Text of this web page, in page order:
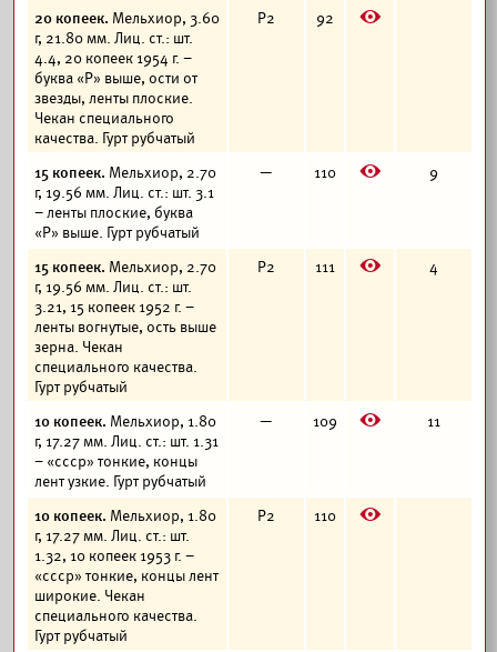
20 копеек. Мельхиор, 3.60
г, 21.80 мм. Лиц. ст.: шт.
4.4, 20 копеек 1954 г. –
буква «Р» выше, ости от
звезды, ленты плоские.
Чекан специального
качества. Гурт рубчатый
Р2 92 E
15 копеек. Мельхиор, 2.70
г, 19.56 мм. Лиц. ст.: шт. 3.1
– ленты плоские, буква
«Р» выше. Гурт рубчатый
— 110 E 9
15 копеек. Мельхиор, 2.70
г, 19.56 мм. Лиц. ст.: шт.
3.21, 15 копеек 1952 г. –
ленты вогнутые, ость выше
зерна. Чекан
специального качества.
Гурт рубчатый
Р2 111 E 4
10 копеек. Мельхиор, 1.80
г, 17.27 мм. Лиц. ст.: шт. 1.31
– «ссср» тонкие, концы
лент узкие. Гурт рубчатый
— 109 E 11
10 копеек. Мельхиор, 1.80
г, 17.27 мм. Лиц. ст.: шт.
1.32, 10 копеек 1953 г. –
«ссср» тонкие, концы лент
широкие. Чекан
специального качества.
Гурт рубчатый
Р2 110 E